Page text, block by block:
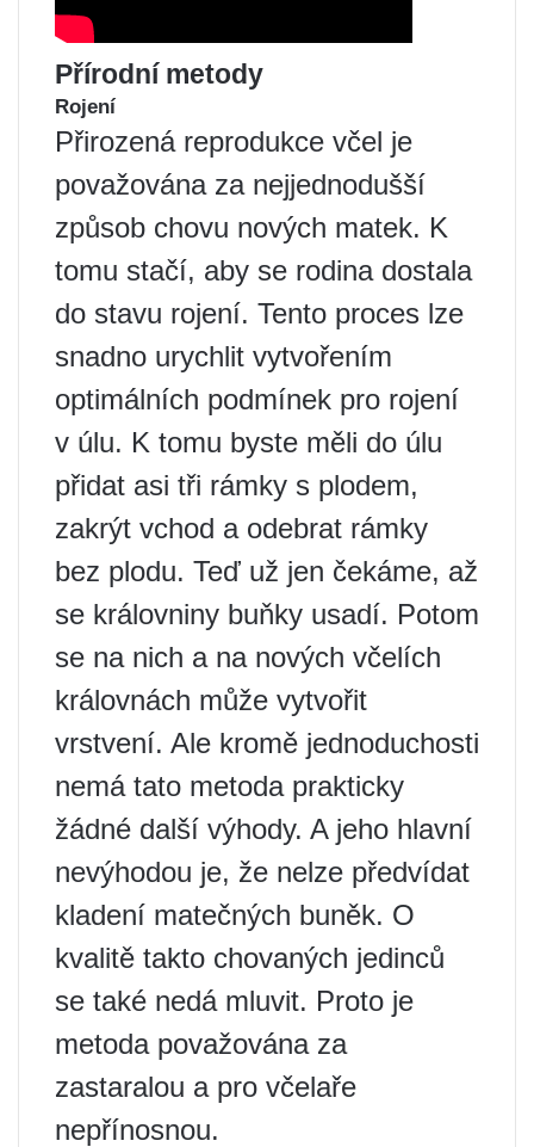
Přírodní metody
Rojení
Přirozená reprodukce včel je
považována za nejjednodušší
způsob chovu nových matek. K
tomu stačí, aby se rodina dostala
do stavu rojení. Tento proces lze
snadno urychlit vytvořením
optimálních podmínek pro rojení
v úlu. K tomu byste měli do úlu
přidat asi tři rámky s plodem,
zakrýt vchod a odebrat rámky
bez plodu. Teď už jen čekáme, až
se královniny buňky usadí. Potom
se na nich a na nových včelích
královnách může vytvořit
vrstvení. Ale kromě jednoduchosti
nemá tato metoda prakticky
žádné další výhody. A jeho hlavní
nevýhodou je, že nelze předvídat
kladení matečných buněk. O
kvalitě takto chovaných jedinců
se také nedá mluvit. Proto je
metoda považována za
zastaralou a pro včelaře
nepřínosnou.